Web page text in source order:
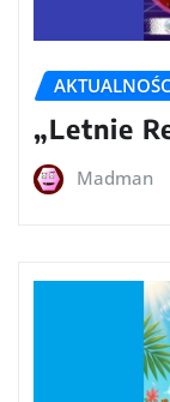
„Letnie
Madman